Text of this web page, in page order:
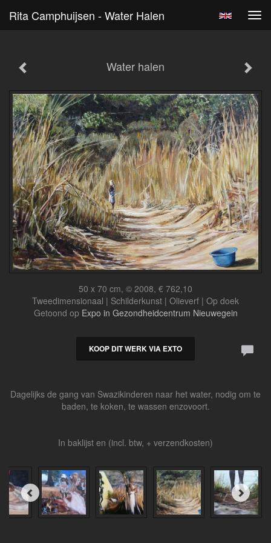
Rita Camphuijsen - Water Halen
Water halen
50 x 70 cm, © 2008, € 762,10
Tweedimensionaal | Schilderkunst | Olieverf | Op doek
Getoond op Expo in Gezondheidcentrum Nieuwegein
KOOP DIT WERK VIA EXTO
Dagelijks de gang van Swazikinderen naar het water, nodig om te
baden, te koken, te wassen enzovoort.
In baklijst en (incl. btw, + verzendkosten)